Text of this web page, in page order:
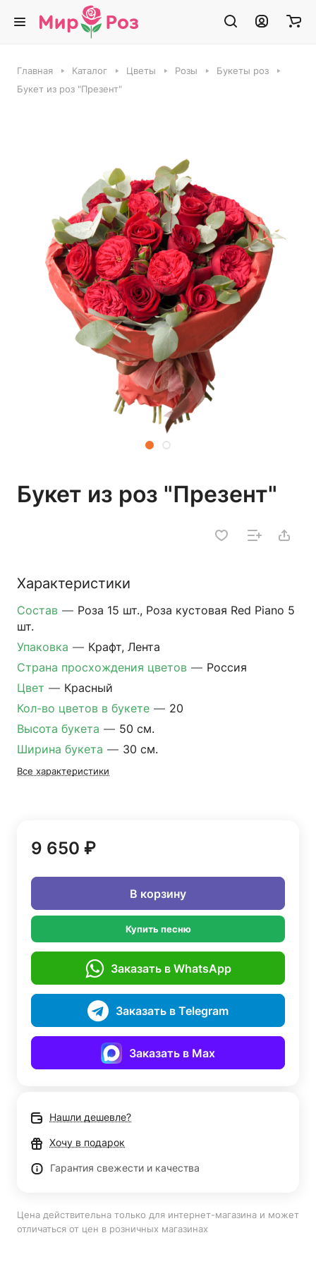
Главная Каталог Цветы Розы
Букеты роз
Букет из роз "Презент"
Букет из роз "Презент"
Характеристики
Состав — Роза 15 шт., Роза кустовая Red Piano 5
шт.
Упаковка — Крафт, Лента
Страна просхождения цветов — Россия
Цвет — Красный
Кол-во цветов в букете — 20
Высота букета — 50 см.
Ширина букета — 30 см.
Все характеристики
9 650 ₽
В корзину
Купить песню
Заказать в WhatsApp
Заказать в Telegram
Заказать в Max
Нашли дешевле?
Хочу в подарок
Гарантия свежести и качества
Цена действительна только для интернет-магазина и может
отличаться от цен в розничных магазинах